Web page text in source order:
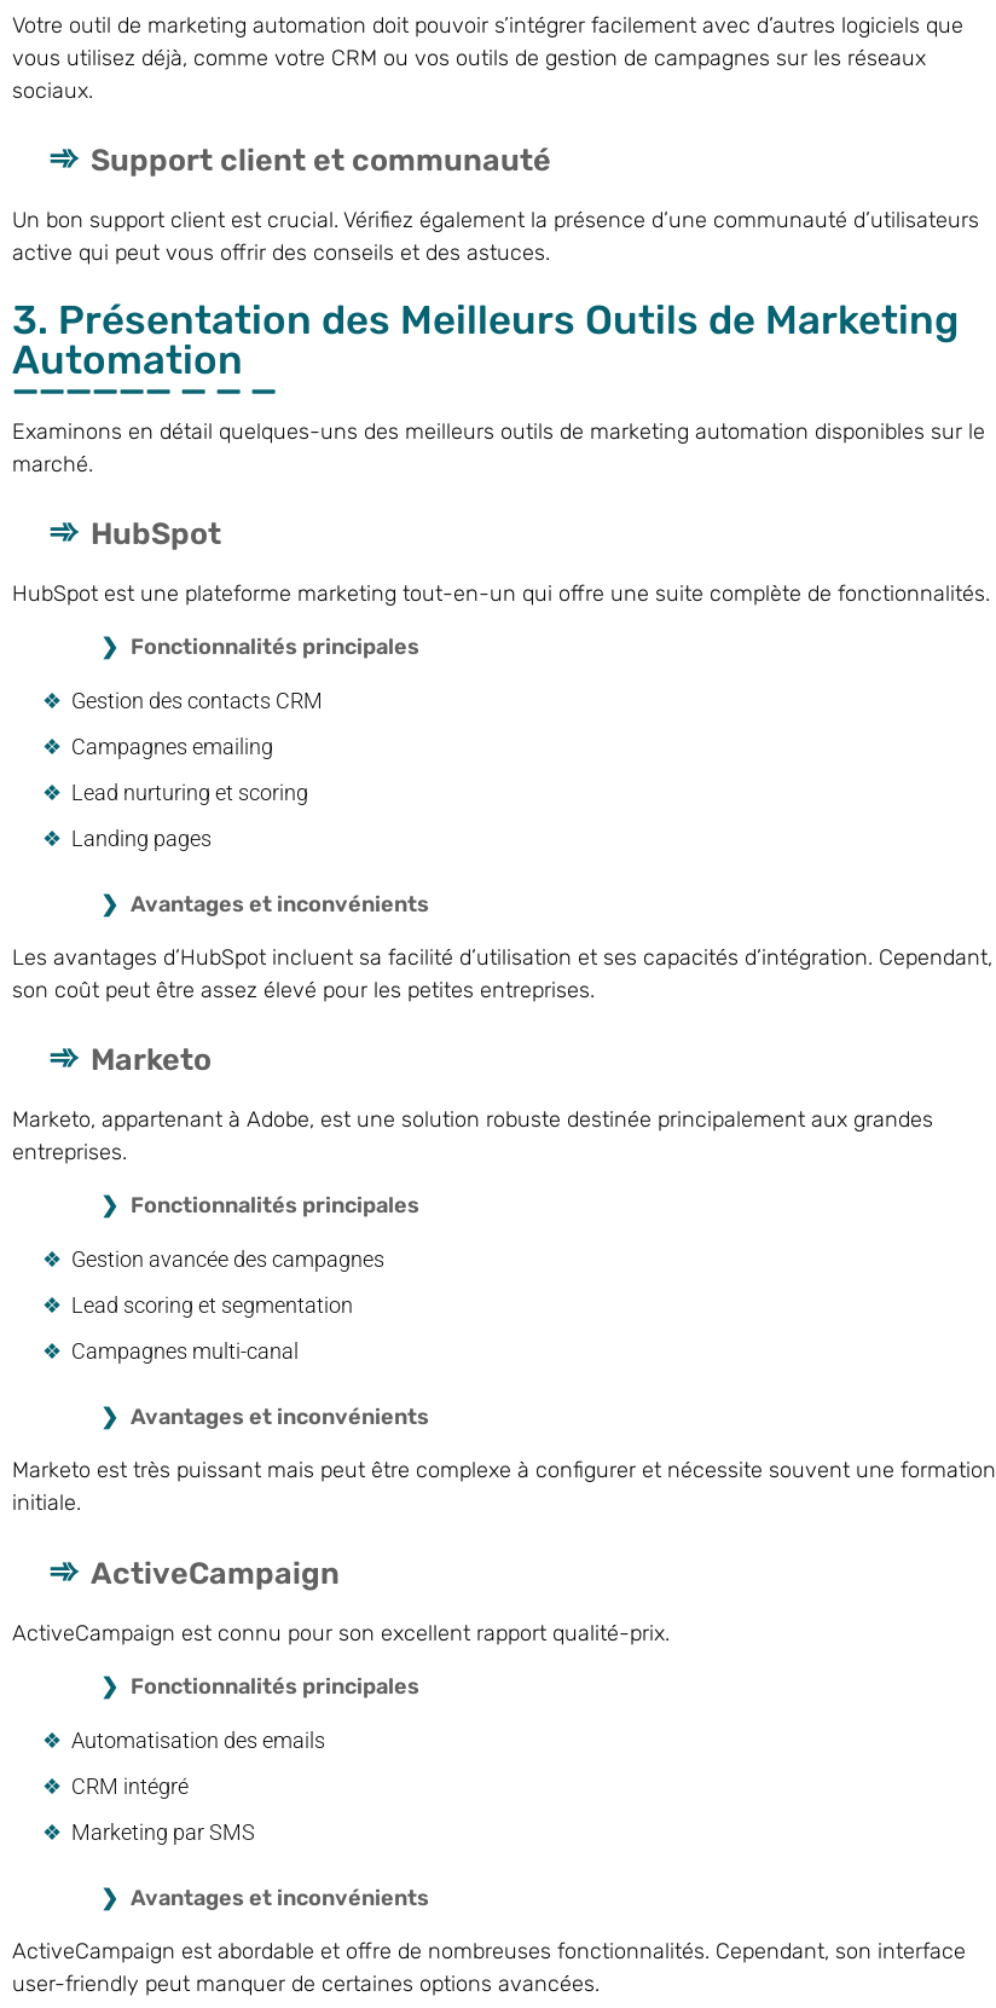
Votre outil de marketing automation doit pouvoir s’intégrer facilement avec d’autres logiciels que
vous utilisez déjà, comme votre CRM ou vos outils de gestion de campagnes sur les réseaux
sociaux.
Support client et communauté
Un bon support client est crucial. Vérifiez également la présence d’une communauté d’utilisateurs
active qui peut vous offrir des conseils et des astuces.
3. Présentation des Meilleurs Outils de Marketing
Automation
Examinons en détail quelques-uns des meilleurs outils de marketing automation disponibles sur le
marché.
HubSpot
HubSpot est une plateforme marketing tout-en-un qui offre une suite complète de fonctionnalités.
Fonctionnalités principales
Gestion des contacts CRM
Campagnes emailing
Lead nurturing et scoring
Landing pages
Avantages et inconvénients
Les avantages d’HubSpot incluent sa facilité d’utilisation et ses capacités d’intégration. Cependant,
son coût peut être assez élevé pour les petites entreprises.
Marketo
Marketo, appartenant à Adobe, est une solution robuste destinée principalement aux grandes
entreprises.
Fonctionnalités principales
Gestion avancée des campagnes
Lead scoring et segmentation
Campagnes multi-canal
Avantages et inconvénients
Marketo est très puissant mais peut être complexe à configurer et nécessite souvent une formation
initiale.
ActiveCampaign
ActiveCampaign est connu pour son excellent rapport qualité-prix.
Fonctionnalités principales
Automatisation des emails
CRM intégré
Marketing par SMS
Avantages et inconvénients
ActiveCampaign est abordable et offre de nombreuses fonctionnalités. Cependant, son interface
user-friendly peut manquer de certaines options avancées.